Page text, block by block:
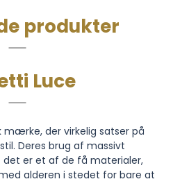
produkter
Luce
mærke, der virkelig satser på
Deres brug af massivt
det er et af de få materialer,
alderen i stedet for bare at